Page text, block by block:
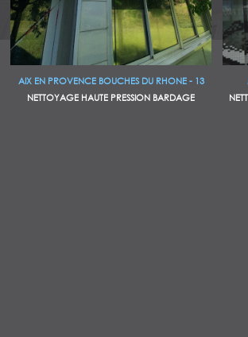
AIX EN PROVENCE BOUCHES DU RHONE - 13
NETTOYAGE HAUTE PRESSION BARDAGE